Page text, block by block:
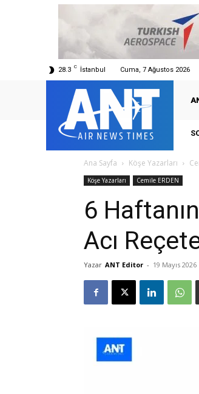
28.3 C İstanbul Cuma, 7 Ağustos 2026
Ana Sayfa Köşe Yazarları
Köşe Yazarları Cemile ERDEN
6
Acı
Yazar ANT Editor - 19 Mayıs 2026